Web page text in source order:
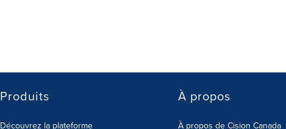
Produits
Découvrez la plateforme
À propos
À propos de Cision Canada